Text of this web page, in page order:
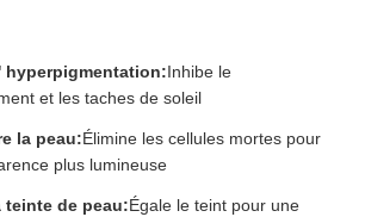
hyperpigmentation:Inhibe le
et les taches de soleil
la peau:Élimine les cellules mortes pour
plus lumineuse
teinte de peau:Égale le teint pour une